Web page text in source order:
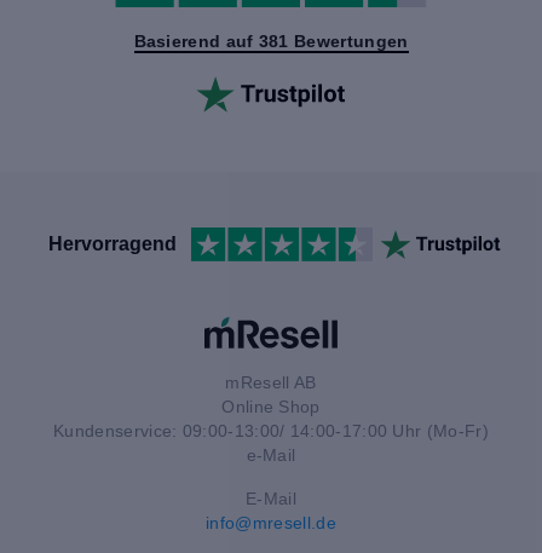
Basierend auf 381 Bewertungen
Hervorragend
mResell AB
Online Shop
Kundenservice: 09:00-13:00/ 14:00-17:00 Uhr (Mo-Fr)
e-Mail
E-Mail
info@mresell.de